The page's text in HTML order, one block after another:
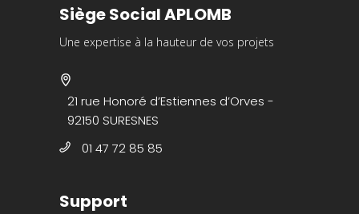
Siège Social APLOMB
Une expertise à la hauteur de vos projets
21 rue Honoré d’Estiennes d’Orves -
92150 SURESNES
01 47 72 85 85
Support